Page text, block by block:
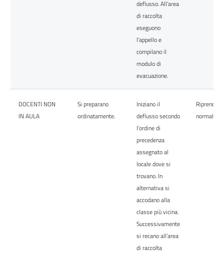
deflusso. All’area
di raccolta
eseguono
l’appello e
compilano il
modulo di
evacuazione.
DOCENTI NON
IN AULA
Si preparano
ordinatamente.
Iniziano il
deflusso secondo
l’ordine di
precedenza
assegnato al
locale dove si
trovano. In
alternativa si
accodano alla
classe più vicina.
Successivamente
si recano all’area
di raccolta
normale